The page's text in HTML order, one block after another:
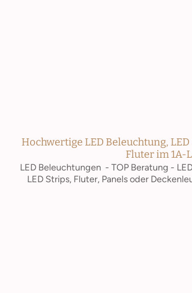
Hochwertige LED Beleuchtung,
Fluter im 1A-
LED Beleuchtungen - TOP Beratung -
LED Strips, Fluter, Panels oder